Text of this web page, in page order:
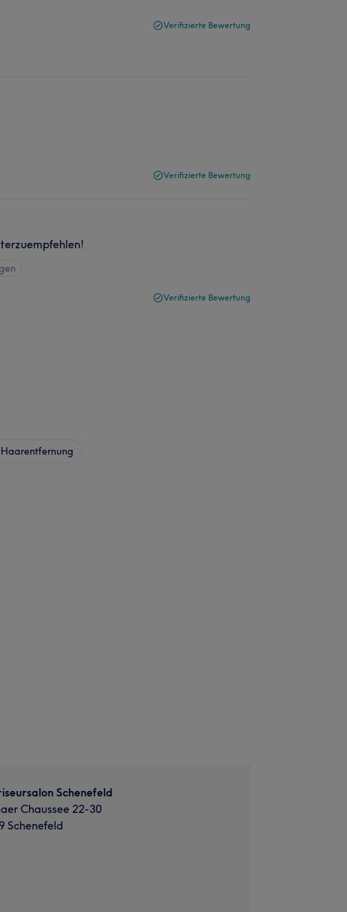
Verifizierte Bewertung
Verifizierte Bewertung
Verifizierte Bewertung
Haarentfernung
Schenefeld
Chaussee 22-30
Schenefeld